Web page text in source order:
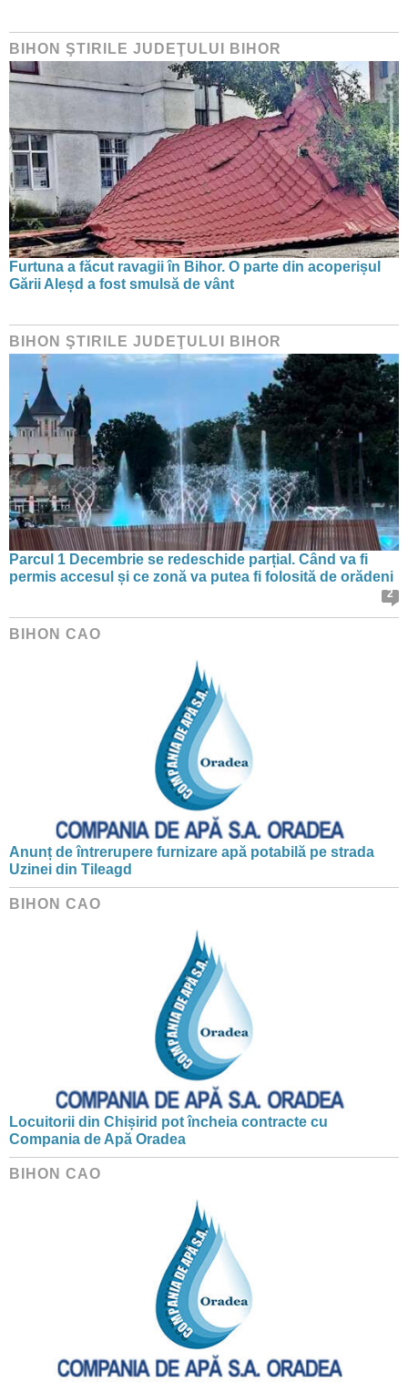
BIHON ŞTIRILE JUDEŢULUI BIHOR
Furtuna a făcut ravagii în Bihor. O parte din acoperișul
Gării Aleșd a fost smulsă de vânt
BIHON ŞTIRILE JUDEŢULUI BIHOR
Parcul 1 Decembrie se redeschide parțial. Când va fi
permis accesul și ce zonă va putea fi folosită de orădeni
2
BIHON CAO
Anunț de întrerupere furnizare apă potabilă pe strada
Uzinei din Tileagd
BIHON CAO
Locuitorii din Chișirid pot încheia contracte cu
Compania de Apă Oradea
BIHON CAO